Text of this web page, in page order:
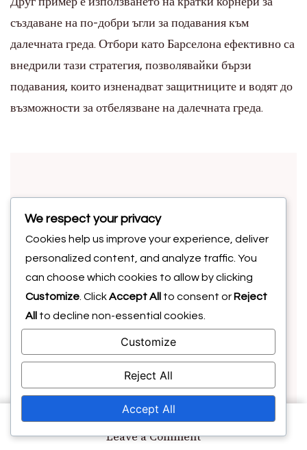
Leave a Commenton
създаване на по-добри ъгли за подавания към
далечната греда. Отбори като Барселона ефективно са
внедрили тази стратегия, позволявайки бързи
подавания, които изненадват защитниците и водят до
възможности за отбелязване на далечната греда.
About Author
Викториано Крус
Бивш футболен треньор, превърнал се в
стратег, Викториано Крус се специализира
в неконвенционални тактики, които
предизвикват традиционния стил на игра.
Със страст към разширяване на границите,
той споделя прозрения за това как да
We respect your privacy
Cookies help us improve your experience, deliver
personalized content, and analyze traffic. You
can choose which cookies to allow by clicking
Customize . ClickAccept All to consent or Reject
All
to decline non-essential cookies.
Customize
Reject All
Accept All